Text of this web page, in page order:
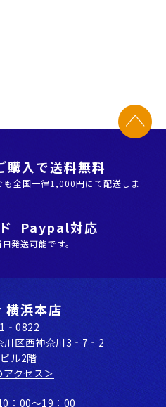
入で送料無料
全国⼀律1,000円にて配送しま
Paypal対応
発送可能です。
浜本店
川区⻄神奈川3‐7‐2
ル2階
アクセス＞
：00〜19：00